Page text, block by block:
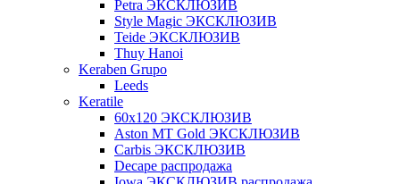
Petra ЭКСКЛЮЗИВ
Style Magic ЭКСКЛЮЗИВ
Teide ЭКСКЛЮЗИВ
Thuy Hanoi
Keraben Grupo
Leeds
Keratile
60х120 ЭКСКЛЮЗИВ
Aston MT Gold ЭКСКЛЮЗИВ
Carbis ЭКСКЛЮЗИВ
Decape распродажа